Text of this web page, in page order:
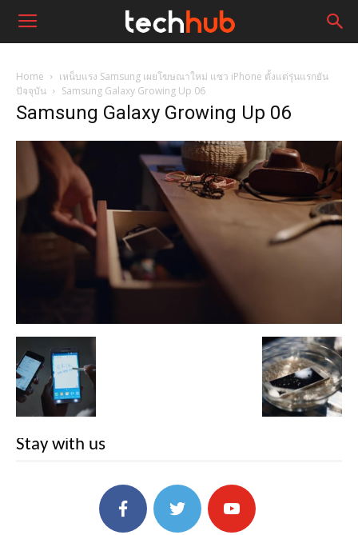
Home
เหน็บแรง Samsung เผยโฆษณาใหม่ แซว iPhone ตั้งแต่รุ่นแรกยัน
ปัจจุบัน
Samsung Galaxy Growing Up 06
Samsung Galaxy Growing Up 06
Stay with us